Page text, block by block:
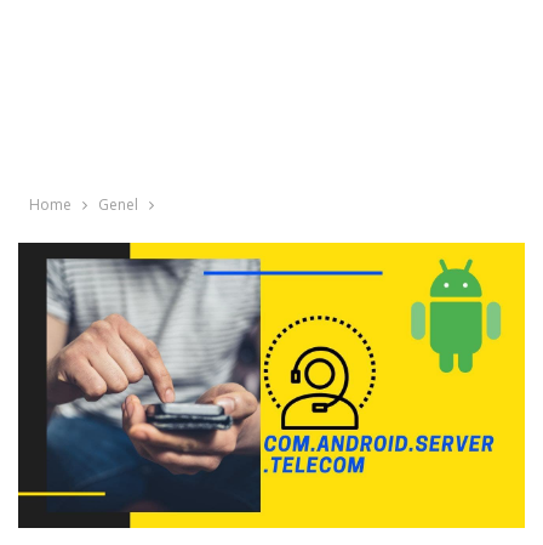
Home Genel